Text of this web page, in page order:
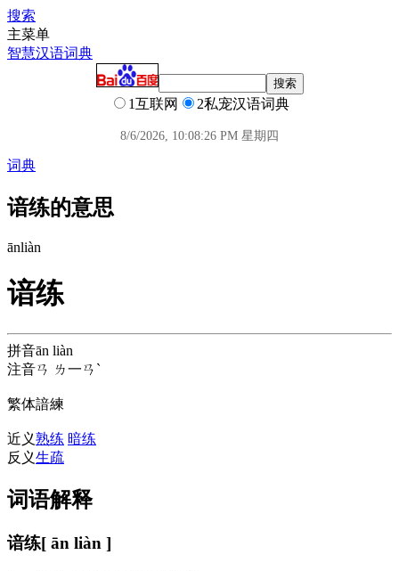
搜索
主菜单
智慧汉语词典
1互联网 2私宠汉语词典
8/6/2026, 10:08:27 PM 星期四
词典
谙练的意思
ānliàn
谙练
拼音ān liàn
注音ㄢ ㄌ一ㄢˋ
繁体諳練
近义熟练 暗练
反义生疏
词语解释
谙练[ ān liàn ]